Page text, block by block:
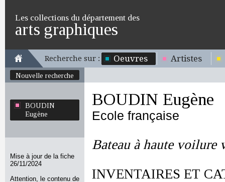
Les collections du département des
arts graphiques
Recherche sur : Oeuvres Artistes
Nouvelle recherche
BOUDIN
Eugène
Mise à jour de la fiche
26/11/2024
Attention, le contenu de
BOUDIN Eugène
Ecole française
Bateau à haute voilure
INVENTAIRES ET